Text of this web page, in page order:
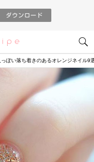
恋愛レシピ
ぽい落ち着きのあるオレンジネイル9